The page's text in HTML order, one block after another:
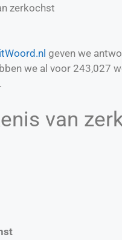
zerkochst
geven we
we al voor 243,027
van